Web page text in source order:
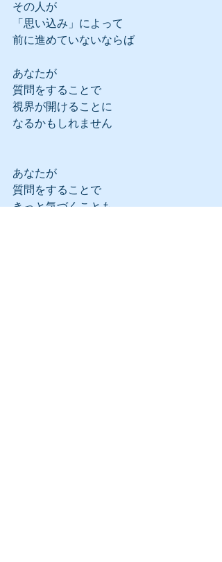
その人が
「思い込み」によって
前に進めていないならば
あなたが
質問をすることで
視界が開けることに
なるかもしれません
あなたが
質問をすることで
きっと気づくことも